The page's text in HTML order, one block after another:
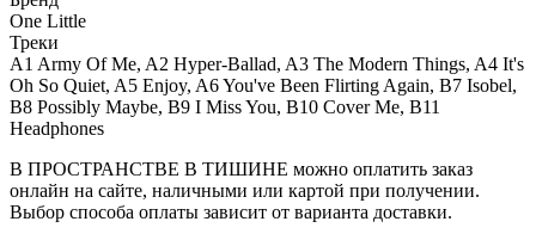
One Little
Треки
A1 Army Of Me, A2 Hyper-Ballad, A3 The Modern Things, A4 It's
Oh So Quiet, A5 Enjoy, A6 You've Been Flirting Again, B7 Isobel,
B8 Possibly Maybe, B9 I Miss You, B10 Cover Me, B11
Headphones
В ПРОСТРАНСТВЕ В ТИШИНЕ можно оплатить заказ
онлайн на сайте, наличными или картой при получении.
Выбор способа оплаты зависит от варианта доставки.